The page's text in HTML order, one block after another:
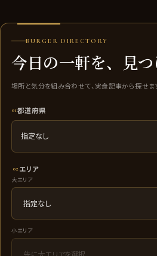
BURGER DIRECTORY
今日の一軒を、見つ
場所と気分を組み合わせて、実食記事から探せま
01都道府県
指定なし
02エリア
大エリア
小エリア